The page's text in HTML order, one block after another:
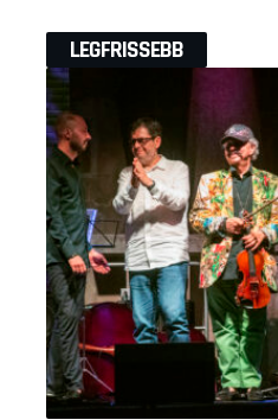
LEGFRISSEBB